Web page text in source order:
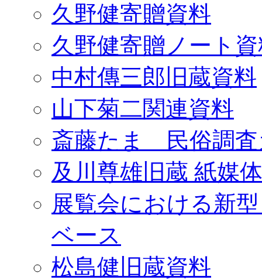
久野健寄贈資料
久野健寄贈ノート
中村傳三郎旧蔵資料
山下菊二関連資料
斎藤たま 民俗調査
及川尊雄旧蔵 紙媒
展覧会における新
ベース
松島健旧蔵資料